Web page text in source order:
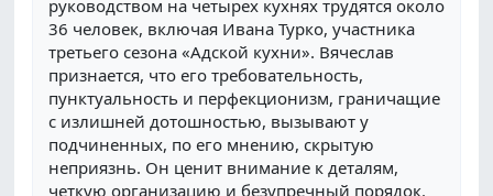
руководством на четырех кухнях трудятся около
36 человек, включая Ивана Турко, участника
третьего сезона «Адской кухни». Вячеслав
признается, что его требовательность,
пунктуальность и перфекционизм, граничащие
с излишней дотошностью, вызывают у
подчиненных, по его мнению, скрытую
неприязнь. Он ценит внимание к деталям,
четкую организацию и безупречный порядок.